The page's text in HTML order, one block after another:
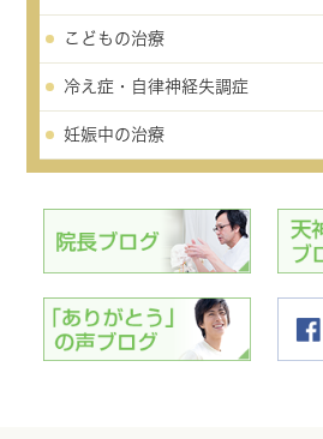
こどもの治療
冷え症・自律神経失調症
妊娠中の治療